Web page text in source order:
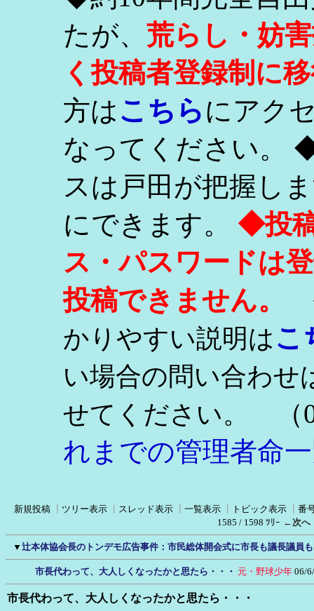
たが、 荒らし・妨
く投稿者登録制に
方はこちらにアク
なってください。
スは戸田が把握し
にできます。 ◆投
ス・パスワードは
投稿できません。
かりやすい説明はこ
い場合の問い合わせ
せてください。
（
れまでの管理者命
新規投稿 ツリー表示 スレッド表示 一覧表示 トピック表示
番
1585 / 1598 ﾂﾘｰ ←次へ
▼ 辻本体協会長のトンデモ広告事件：市民総体開会式に市長も議長議員
市長代わって、大人しくなったかと思たら・・・ 元・野球少年 06/
市長代わって、大人しくなったかと思たら・・・